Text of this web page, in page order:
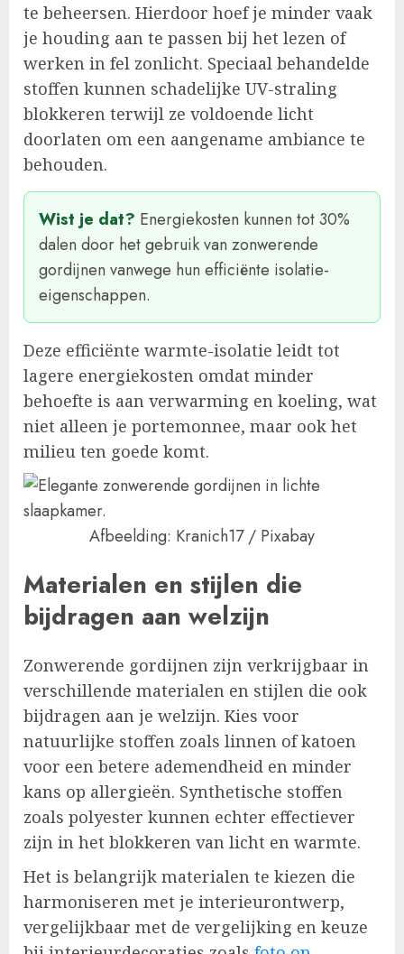
te beheersen. Hierdoor hoef je minder vaak
je houding aan te passen bij het lezen of
werken in fel zonlicht. Speciaal behandelde
stoffen kunnen schadelijke UV-straling
blokkeren terwijl ze voldoende licht
doorlaten om een aangename ambiance te
behouden.
Wist je dat? Energiekosten kunnen tot 30%
dalen door het gebruik van zonwerende
gordijnen vanwege hun efficiënte isolatie-
eigenschappen.
Deze efficiënte warmte-isolatie leidt tot
lagere energiekosten omdat minder
behoefte is aan verwarming en koeling, wat
niet alleen je portemonnee, maar ook het
milieu ten goede komt.
Afbeelding: Kranich17 / Pixabay
Materialen en stijlen die
bijdragen aan welzijn
Zonwerende gordijnen zijn verkrijgbaar in
verschillende materialen en stijlen die ook
bijdragen aan je welzijn. Kies voor
natuurlijke stoffen zoals linnen of katoen
voor een betere ademendheid en minder
kans op allergieën. Synthetische stoffen
zoals polyester kunnen echter effectiever
zijn in het blokkeren van licht en warmte.
Het is belangrijk materialen te kiezen die
harmoniseren met je interieurontwerp,
vergelijkbaar met de vergelijking en keuze